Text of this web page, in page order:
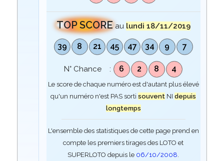
TOP SCORE au lundi 18/11/2019
39 8 21 45 47 34 9 7
N° Chance : 6 2 8 4
Le score de chaque numéro est d'autant plus élevé
qu'un numéro n'est PAS sortisouvent NIdepuis
longtemps
L'ensemble des statistiques de cette page prend en
compte les premiers tirages des LOTO et
SUPERLOTO depuis le 06/10/2008.